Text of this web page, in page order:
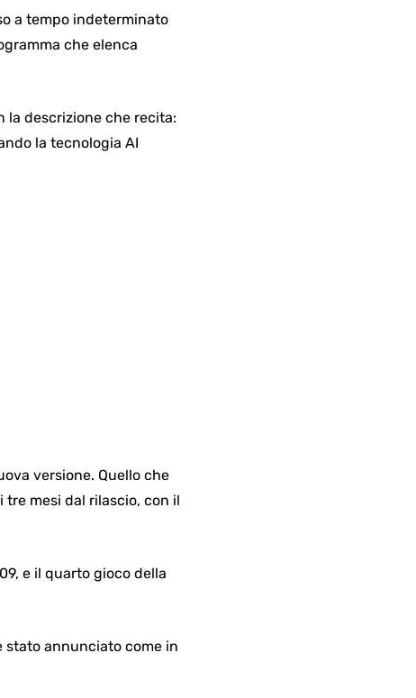
a tempo indeterminato
che elenca
la descrizione che recita:
la tecnologia AI
versione. Quello che
mesi dal rilascio, con il
e il quarto gioco della
stato annunciato come in